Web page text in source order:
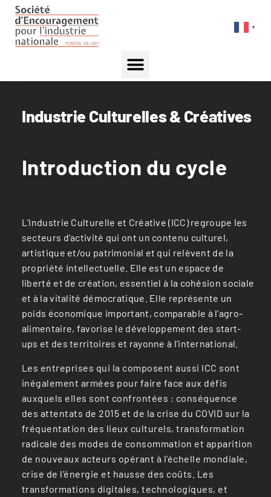
▼
Industrie Culturelles & Créatives
Introduction du cycle
L’Industrie Culturelle et Créative (ICC) regroupe les
secteurs d’activité qui ont un contenu culturel,
artistique et/ou patrimonial et qui relèvent de la
propriété intellectuelle. Elle est un espace de
liberté et de création, essentiel à la cohésion sociale
et à la vitalité démocratique. Elle représente un
poids économique important, comparable à l’agro-
alimentaire, favorise le développement des start-
ups et des territoires et rayonne à l’international.
Les entreprises qui la composent aussi ICC sont
inégalement armées pour faire face aux défis
auxquels elles sont confrontées : conséquence
des attentats de 2015 et de la crise du COVID sur la
fréquentation des lieux culturels, transformation
radicale des modes de consommation et apparition
de nouveaux acteurs opérant à l’échelle mondiale,
crise de l’énergie et hausse des coûts. Les
transformations digitales, technologiques, et